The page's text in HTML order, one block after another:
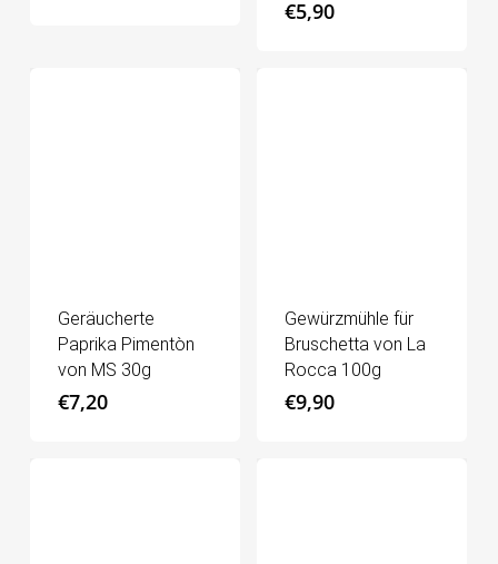
€5,90
Geräucherte
Paprika Pimentòn
von MS 30g
€7,20
Gewürzmühle für
Bruschetta von La
Rocca 100g
€9,90